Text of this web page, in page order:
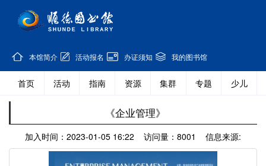
本馆简介 活动报名 办证须知 我的图书馆
首页 活动 指南 资源 集群 专题 少儿
《企业管理》
加入时间：2023-01-05 16:22 访问量：8001 信息来源: